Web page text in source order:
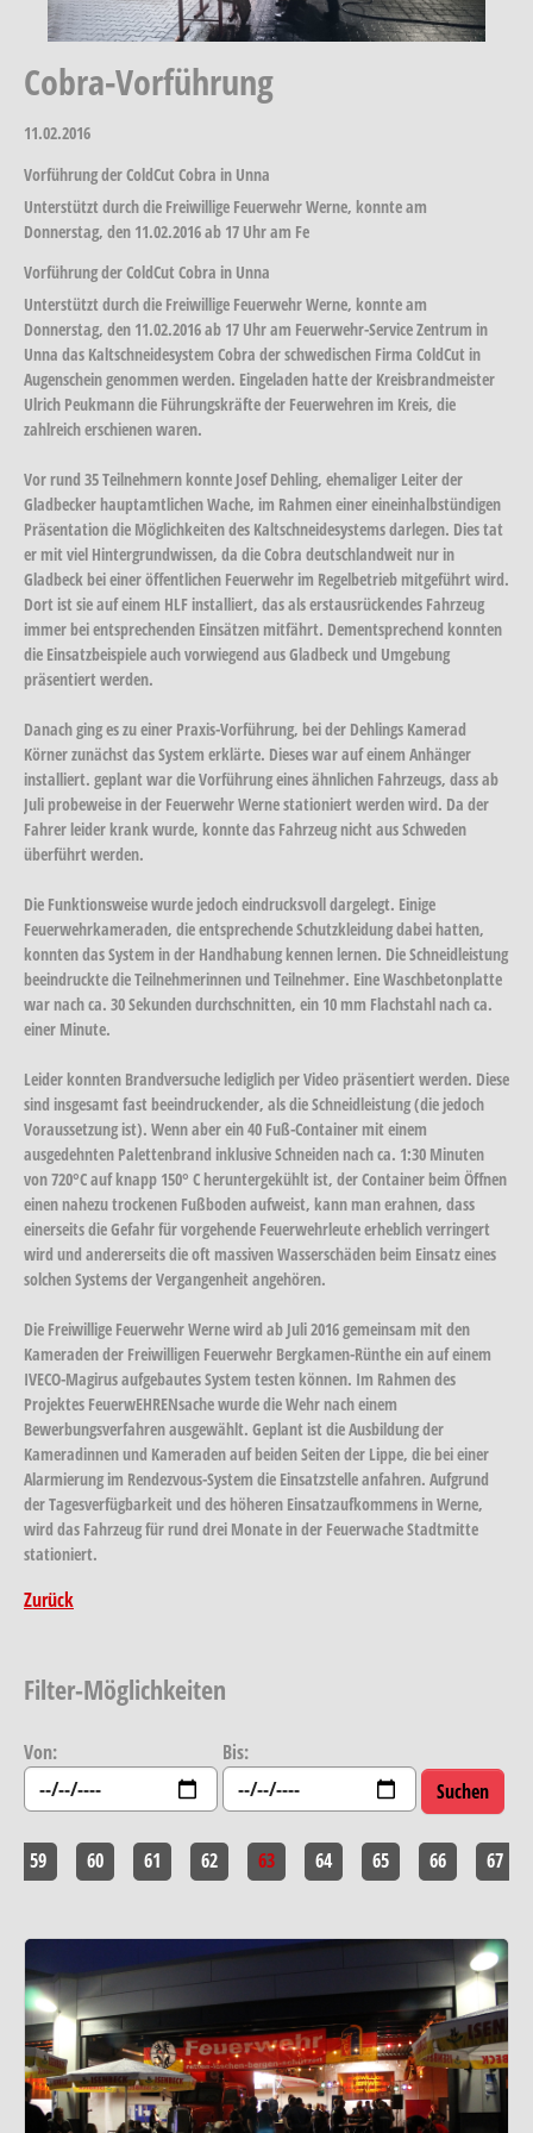
Cobra-Vorführung
11.02.2016
Vorführung der ColdCut Cobra in Unna
Unterstützt durch die Freiwillige Feuerwehr Werne, konnte am
Donnerstag, den 11.02.2016 ab 17 Uhr am Fe
Vorführung der ColdCut Cobra in Unna
Unterstützt durch die Freiwillige Feuerwehr Werne, konnte am
Donnerstag, den 11.02.2016 ab 17 Uhr am Feuerwehr-Service Zentrum in
Unna das Kaltschneidesystem Cobra der schwedischen Firma ColdCut in
Augenschein genommen werden. Eingeladen hatte der Kreisbrandmeister
Ulrich Peukmann die Führungskräfte der Feuerwehren im Kreis, die
zahlreich erschienen waren.
Vor rund 35 Teilnehmern konnte Josef Dehling, ehemaliger Leiter der
Gladbecker hauptamtlichen Wache, im Rahmen einer eineinhalbstündigen
Präsentation die Möglichkeiten des Kaltschneidesystems darlegen. Dies tat
er mit viel Hintergrundwissen, da die Cobra deutschlandweit nur in
Gladbeck bei einer öffentlichen Feuerwehr im Regelbetrieb mitgeführt wird.
Dort ist sie auf einem HLF installiert, das als erstausrückendes Fahrzeug
immer bei entsprechenden Einsätzen mitfährt. Dementsprechend konnten
die Einsatzbeispiele auch vorwiegend aus Gladbeck und Umgebung
präsentiert werden.
Danach ging es zu einer Praxis-Vorführung, bei der Dehlings Kamerad
Körner zunächst das System erklärte. Dieses war auf einem Anhänger
installiert. geplant war die Vorführung eines ähnlichen Fahrzeugs, dass ab
Juli probeweise in der Feuerwehr Werne stationiert werden wird. Da der
Fahrer leider krank wurde, konnte das Fahrzeug nicht aus Schweden
überführt werden.
Die Funktionsweise wurde jedoch eindrucksvoll dargelegt. Einige
Feuerwehrkameraden, die entsprechende Schutzkleidung dabei hatten,
konnten das System in der Handhabung kennen lernen. Die Schneidleistung
beeindruckte die Teilnehmerinnen und Teilnehmer. Eine Waschbetonplatte
war nach ca. 30 Sekunden durchschnitten, ein 10 mm Flachstahl nach ca.
einer Minute.
Leider konnten Brandversuche lediglich per Video präsentiert werden. Diese
sind insgesamt fast beeindruckender, als die Schneidleistung (die jedoch
Voraussetzung ist). Wenn aber ein 40 Fuß-Container mit einem
ausgedehnten Palettenbrand inklusive Schneiden nach ca. 1:30 Minuten
von 720°C auf knapp 150° C heruntergekühlt ist, der Container beim Öffnen
einen nahezu trockenen Fußboden aufweist, kann man erahnen, dass
einerseits die Gefahr für vorgehende Feuerwehrleute erheblich verringert
wird und andererseits die oft massiven Wasserschäden beim Einsatz eines
solchen Systems der Vergangenheit angehören.
Die Freiwillige Feuerwehr Werne wird ab Juli 2016 gemeinsam mit den
Kameraden der Freiwilligen Feuerwehr Bergkamen-Rünthe ein auf einem
IVECO-Magirus aufgebautes System testen können. Im Rahmen des
Projektes FeuerwEHRENsache wurde die Wehr nach einem
Bewerbungsverfahren ausgewählt. Geplant ist die Ausbildung der
Kameradinnen und Kameraden auf beiden Seiten der Lippe, die bei einer
Alarmierung im Rendezvous-System die Einsatzstelle anfahren. Aufgrund
der Tagesverfügbarkeit und des höheren Einsatzaufkommens in Werne,
wird das Fahrzeug für rund drei Monate in der Feuerwache Stadtmitte
stationiert.
Zurück
Filter-Möglichkeiten
Von: Bis:
59 60 61 62 63 64 65 66 67